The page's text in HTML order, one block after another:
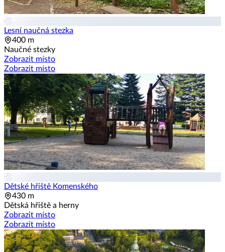
Lesní naučná stezka
400 m
Naučné stezky
Zobrazit místo
Zobrazit místo
Dětské hřiště Komenského
430 m
Dětská hřiště a herny
Zobrazit místo
Zobrazit místo